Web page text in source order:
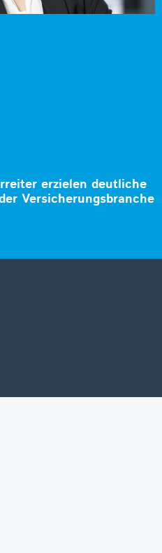
erzielen deutliche
Versicherungsbranche